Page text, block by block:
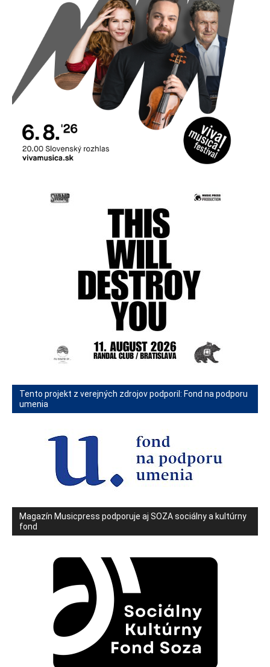
Tento projekt z verejných zdrojov podporil: Fond na podporu
umenia
Magazín Musicpress podporuje aj SOZA sociálny a kultúrny
fond